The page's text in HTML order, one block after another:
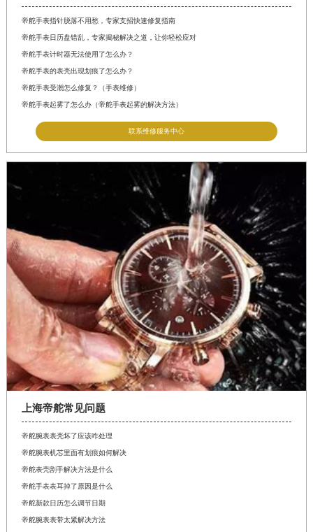
帝舵手表指针脱落不用愁，专家支招快速修复指南
帝舵手表日历盘错乱，专家揭秘解决之道，让你轻松应对
帝舵手表计时器无法使用了怎么办？
帝舵手表的表壳出现划痕了怎么办？
帝舵手表受潮怎么修复？（手表维修）
帝舵手表起雾了怎么办（帝舵手表起雾的解决方法）
联系维修服务中心
上海帝舵常见问题
帝舵腕表表壳坏了应该咋处理
帝舵腕表机芯里面有划痕如何解决
帝舵表壳割手解决方法是什么
帝舵手表表耳掉了原因是什么
帝舵新款日历怎么调节日期
帝舵腕表表带太紧解决方法